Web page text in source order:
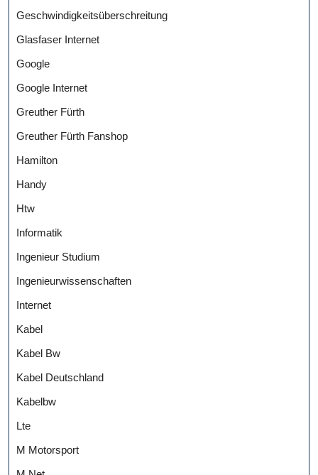
Geschwindigkeitsüberschreitung
Glasfaser Internet
Google
Google Internet
Greuther Fürth
Greuther Fürth Fanshop
Hamilton
Handy
Htw
Informatik
Ingenieur Studium
Ingenieurwissenschaften
Internet
Kabel
Kabel Bw
Kabel Deutschland
Kabelbw
Lte
M Motorsport